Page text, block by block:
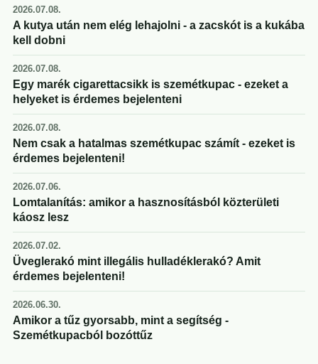
2026.07.08.
A kutya után nem elég lehajolni - a zacskót is a kukába
kell dobni
2026.07.08.
Egy marék cigarettacsikk is szemétkupac - ezeket a
helyeket is érdemes bejelenteni
2026.07.08.
Nem csak a hatalmas szemétkupac számít - ezeket is
érdemes bejelenteni!
2026.07.06.
Lomtalanítás: amikor a hasznosításból közterületi
káosz lesz
2026.07.02.
Üveglerakó mint illegális hulladéklerakó? Amit
érdemes bejelenteni!
2026.06.30.
Amikor a tűz gyorsabb, mint a segítség -
Szemétkupacból bozóttűz